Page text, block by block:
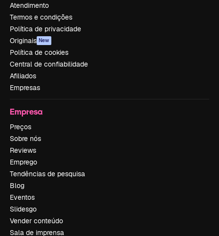
Atendimento
Termos e condições
Política de privacidade
Originais New
Política de cookies
Central de confiabilidade
Afiliados
Empresas
Empresa
Preços
Sobre nós
Reviews
Emprego
Tendências de pesquisa
Blog
Eventos
Slidesgo
Vender conteúdo
Sala de imprensa